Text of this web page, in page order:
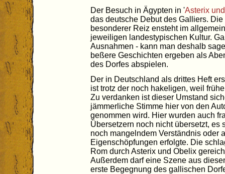
Der Besuch in Ägypten in 'Asterix
das deutsche Debut des Galliers.
besonderer Reiz ensteht im
jeweiligen landestypischen Kultur.
Ausnahmen - kann man deshalb
beßere Geschichten ergeben als
des Dorfes abspielen.
Der in Deutschland als drittes Heft
ist trotz der noch hakeligen, weil
Zu verdanken ist dieser Umstand
jämmerliche Stimme hier von den
genommen wird. Hier wurden auch
Übersetzern noch nicht übersetzt,
noch mangelndem Verständnis oder
Eigenschöpfungen erfolgte. Die
Rom durch Asterix und Obelix
Außerdem darf eine Szene aus
erste Begegnung des gallischen